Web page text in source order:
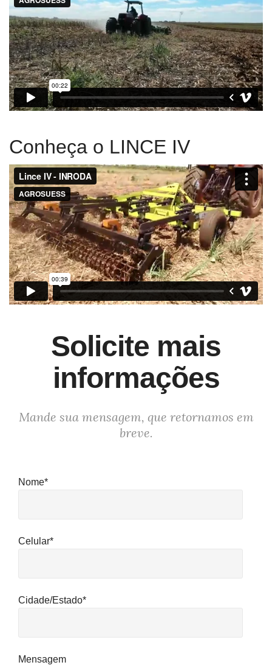
Conheça o LINCE IV
Solicite mais
informações
Mande sua mensagem, que retornamos em
breve.
Nome*
Celular*
Cidade/Estado*
Mensagem